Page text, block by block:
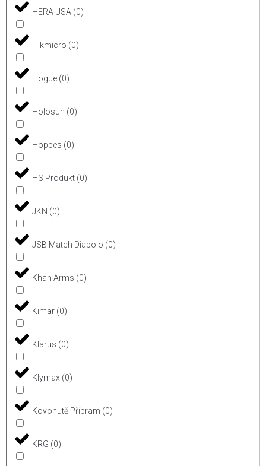
HERA USA (0)
Hikmicro (0)
Hogue (0)
Holosun (0)
Hoppes (0)
HS Produkt (0)
JKN (0)
JSB Match Diabolo (0)
Khan Arms (0)
Kimar (0)
Klarus (0)
Klymax (0)
Kovohutě Příbram (0)
KRG (0)